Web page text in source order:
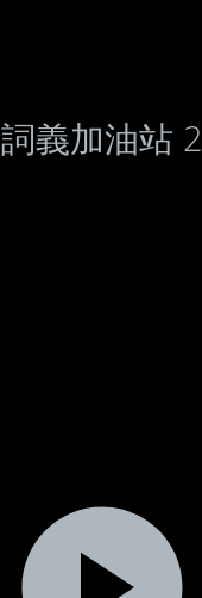
詞義加油站 2